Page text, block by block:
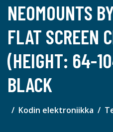
NEOMOUNTS
FLAT SCREEN
(HEIGHT: 64-
BLACK
Kodin elektroniikka